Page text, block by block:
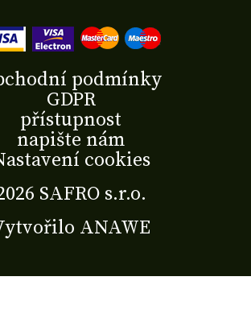
SAFRO s.r.o.
ANAWE
podmínky
GDPR
přístupnost
napište nám
cookies